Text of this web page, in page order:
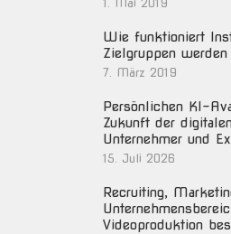
1. Mai 2019
Wie funktioniert
Zielgruppen werden
7. März 2019
Persönlichen KI-
Zukunft der
Unternehmer und
15. Juli 2026
Recruiting,
Videoproduktion